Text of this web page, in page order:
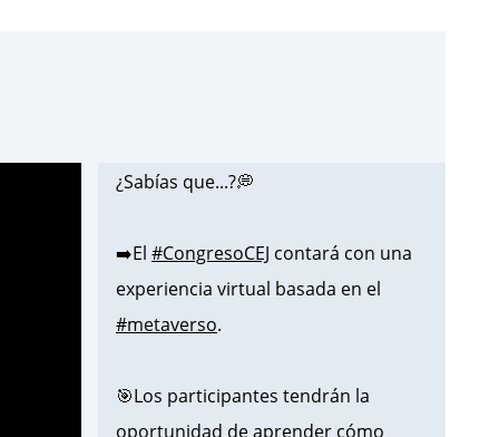
¿Sabías que...?💭
➡️El #CongresoCEJ contará con una
experiencia virtual basada en el
#metaverso.
🎯Los participantes tendrán la
oportunidad de aprender cómo